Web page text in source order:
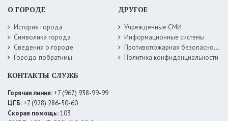
О ГОРОДЕ
История города
Символика города
Сведения о городе
Города-побратимы
ДРУГОЕ
Учрежденные СМИ
Информационные системы
Противопожарная безопасность
Политика конфиденциальности
КОНТАКТЫ СЛУЖБ
Горячая линия:+7 (967) 938-99-99
ЦГБ:+7 (928) 286-50-60
Скорая помощь:103